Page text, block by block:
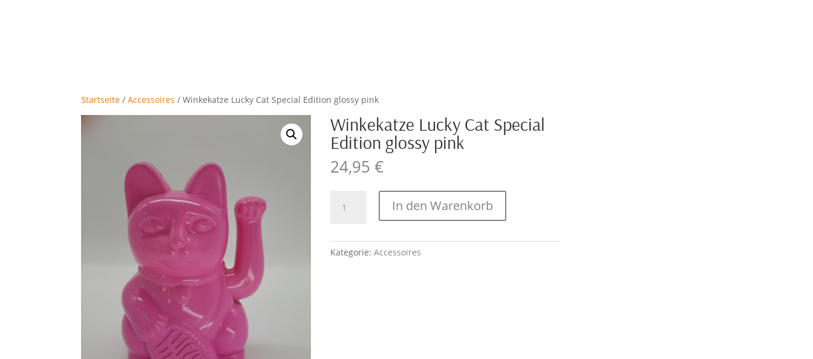
Startseite /Accessoires / Winkekatze Lucky Cat Special Edition glossy pink
Winkekatze Lucky Cat Special
Edition glossy pink
24,95€
Lucky
Special
Edition
In den Warenkorb
Kategorie:Accessoires